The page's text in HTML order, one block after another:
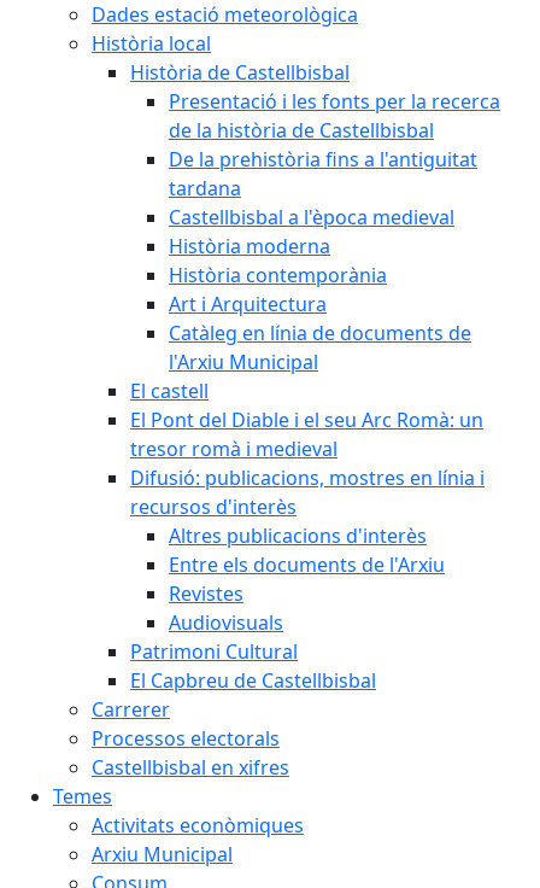
Dades estació meteorològica
Història local
Història de Castellbisbal
Presentació i les fonts per la recerca
de la història de Castellbisbal
De la prehistòria fins a l'antiguitat
tardana
Castellbisbal a l'època medieval
Història moderna
Història contemporània
Art i Arquitectura
Catàleg en línia de documents de
l'Arxiu Municipal
El castell
El Pont del Diable i el seu Arc Romà: un
tresor romà i medieval
Difusió: publicacions, mostres en línia i
recursos d'interès
Altres publicacions d'interès
Entre els documents de l'Arxiu
Revistes
Audiovisuals
Patrimoni Cultural
El Capbreu de Castellbisbal
Carrerer
Processos electorals
Castellbisbal en xifres
Temes
Activitats econòmiques
Arxiu Municipal